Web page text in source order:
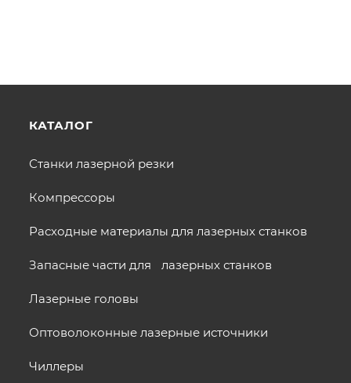
КАТАЛОГ
Станки лазерной резки
Компрессоры
Расходные материалы для лазерных станков
Запасные части для лазерных станков
Лазерные головы
Оптоволоконные лазерные источники
Чиллеры